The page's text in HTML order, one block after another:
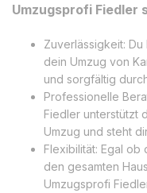
Umzugsprofi Fiedler
Zuverlässigkeit:
dein Umzug von
und sorgfältig
Professionelle
Fiedler unterstützt
Umzug und steht
Flexibilität: Egal
den gesamten
Umzugsprofi